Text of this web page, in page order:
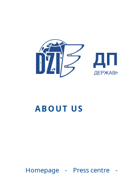
ABOUT US
Homepage - Press centre -